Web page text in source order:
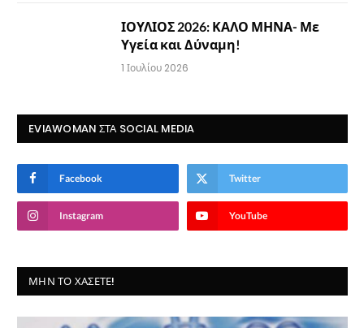
ΙΟΥΛΙΟΣ 2026: ΚΑΛΟ ΜΗΝΑ- Με
Υγεία και Δύναμη!
1 Ιουλίου 2026
EVIAWOMAN ΣΤΑ SOCIAL MEDIA
Facebook Twitter
Instagram YouTube
ΜΗΝ ΤΟ ΧΆΣΕΤΕ!